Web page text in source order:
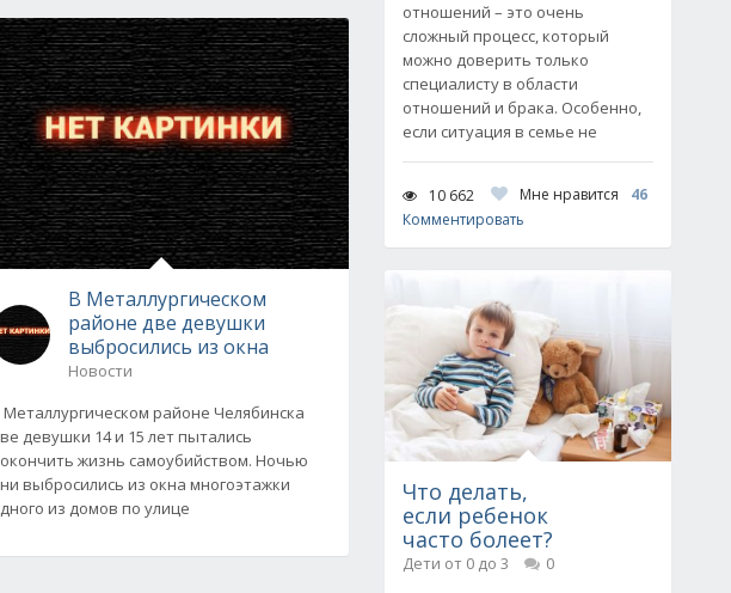
В Металлургическом
районе две девушки
выбросились из окна
Новости
Металлургическом районе Челябинска
девушки 14 и 15 лет пытались
жизнь самоубийством. Ночью
выбросились из окна многоэтажки
из домов по улице
отношений – это очень
сложный процесс, который
можно доверить только
специалисту в области
отношений и брака. Особенно,
если ситуация в семье не
10 662 Мне нравится
46
Комментировать
Что делать,
если ребенок
часто болеет?
Дети от 0 до 3
0